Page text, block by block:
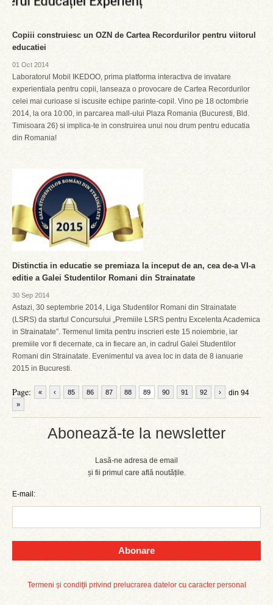
Abonează-te la newsletter
Lasă-ne adresa de email
și fii primul care află noutățile.
E-mail:
Abonare
Termeni și condiții privind prelucrarea datelor cu caracter personal
Copiii construiesc un OZN de Cartea Recordurilor pentru viitorul
educatiei
01 Oct 2014
Laboratorul Mobil IKEDOO, prima platforma interactiva de invatare
experientiala pentru copii, lanseaza o provocare de Cartea Recordurilor
celei mai curioase si iscusite echipe parinte-copil. Vino pe 18 octombrie
2014, la ora 10:00, in parcarea mall-ului Plaza Romania (Bucuresti, Bld.
Timisoara 26) si implica-te in construirea unui nou drum pentru educatia
din Romania!
Distinctia in educatie se premiaza la inceput de an, cea de-a VI-a
editie a Galei Studentilor Romani din Strainatate
30 Sep 2014
Astazi, 30 septembrie 2014, Liga Studentilor Romani din Strainatate
(LSRS) da startul Concursului „Premiile LSRS pentru Excelenta Academica
in Strainatate”. Termenul limita pentru inscrieri este 15 noiembrie, iar
premiile vor fi decernate, ca in fiecare an, in cadrul Galei Studentilor
Romani din Strainatate. Evenimentul va avea loc in data de 8 ianuarie
2015 in Bucuresti.
Page: « ‹ 85 86 87 88 89 90 91 92 din 94
›
»